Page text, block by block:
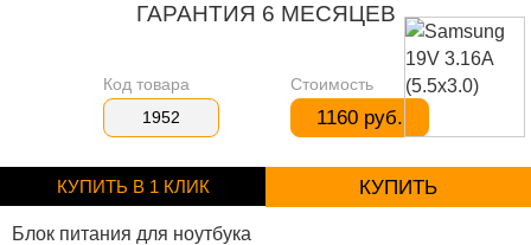
ГАРАНТИЯ 6 МЕСЯЦЕВ
Код товара
1952
Стоимость
1160 руб.
КУПИТЬ В 1 КЛИК КУПИТЬ
Блок питания для ноутбука